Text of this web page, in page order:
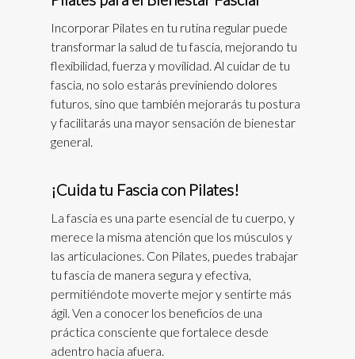
Incorporar Pilates en tu rutina regular puede
transformar la salud de tu fascia, mejorando tu
flexibilidad, fuerza y movilidad. Al cuidar de tu
fascia, no solo estarás previniendo dolores
futuros, sino que también mejorarás tu postura
y facilitarás una mayor sensación de bienestar
general.
¡Cuida tu Fascia con Pilates!
La fascia es una parte esencial de tu cuerpo, y
merece la misma atención que los músculos y
las articulaciones. Con Pilates, puedes trabajar
tu fascia de manera segura y efectiva,
permitiéndote moverte mejor y sentirte más
ágil. Ven a conocer los beneficios de una
práctica consciente que fortalece desde
adentro hacia afuera.